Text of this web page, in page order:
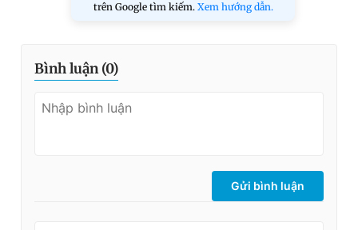
trên Google tìm kiếm. Xem hướng dẫn.
Bình luận (0)
Gửi bình luận